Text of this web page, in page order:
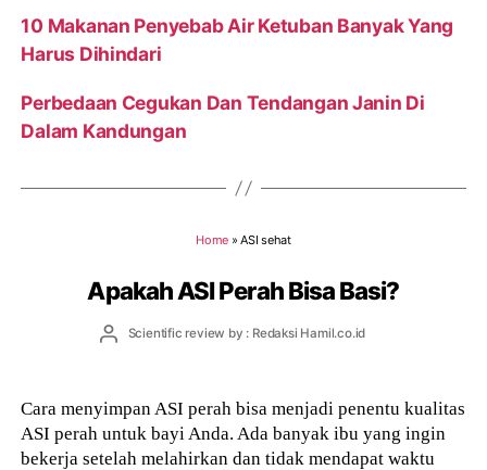
10 Makanan Penyebab Air Ketuban Banyak Yang
Harus Dihindari
Perbedaan Cegukan Dan Tendangan Janin Di
Dalam Kandungan
Home »ASI sehat
Apakah ASI Perah Bisa Basi?
PostScientific review by : Redaksi Hamil.co.id
Cara menyimpan ASI perah bisa menjadi penentu kualitas
ASI perah untuk bayi Anda. Ada banyak ibu yang ingin
bekerja setelah melahirkan dan tidak mendapat waktu